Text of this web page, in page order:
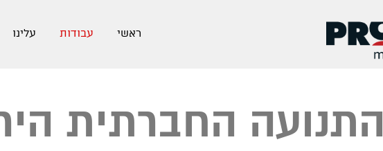
ראשי עבודות עלינו
התנועה החברתית